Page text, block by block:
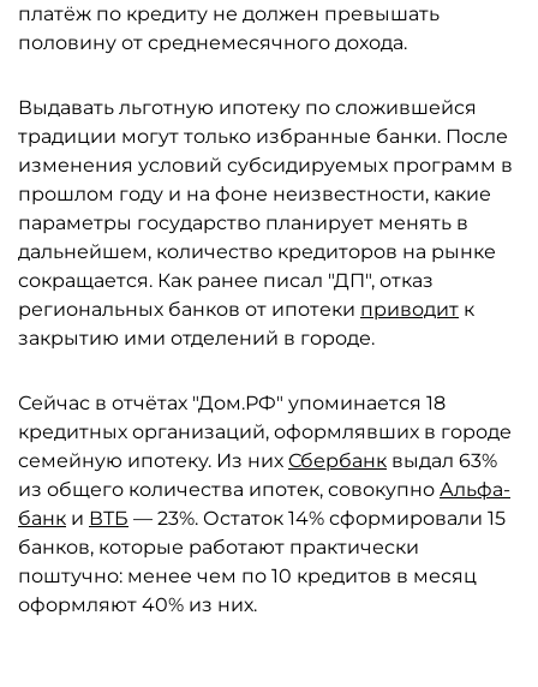
платёж по кредиту не должен превышать
половину от среднемесячного дохода.
Выдавать льготную ипотеку по сложившейся
традиции могут только избранные банки. После
изменения условий субсидируемых программ в
прошлом году и на фоне неизвестности, какие
параметры государство планирует менять в
дальнейшем, количество кредиторов на рынке
сокращается. Как ранее писал "ДП", отказ
региональных банков от ипотеки приводит к
закрытию ими отделений в городе.
Сейчас в отчётах "Дом.РФ" упоминается 18
кредитных организаций, оформлявших в городе
семейную ипотеку. Из них Сбербанк выдал 63%
из общего количества ипотек, совокупно Альфа-
банк и ВТБ — 23%. Остаток 14% сформировали 15
банков, которые работают практически
поштучно: менее чем по 10 кредитов в месяц
оформляют 40% из них.